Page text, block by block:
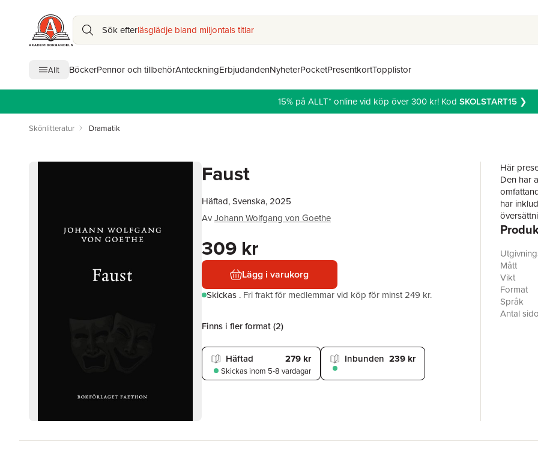
Sök efterläsglädje bland miljontals titlar
Allt BöckerPennor och tillbehörAnteckningErbjudandenNyheterPocketPresentkortTopplistor
15% på ALLT* online vid köp över 300 kr! Kod SKOLSTART15❯
Skönlitteratur Dramatik
Faust
Häftad, Svenska, 2025
AvJohann Wolfgang von Goethe
309 kr
Lägg i varukorg
Skickas . Fri frakt för medlemmar vid köp för minst 249 kr.
Finns i fler format (2)
Häftad 279 kr
Skickas inom 5-8 vardagar
Inbunden 239 kr
Här
Den har
har
till denna
Den
och den
Fausts
en
Mått
Vikt
Format
Språk
Antal